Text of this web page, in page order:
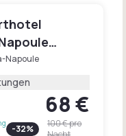
Napoule
68 €
-32% 100 €pro